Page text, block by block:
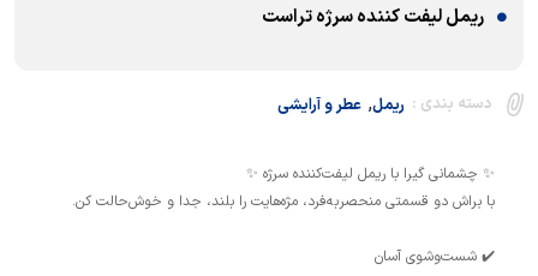
ریمل لیفت کننده سرژه تراست
دسته بندی : ریمل, عطر و آرایشی